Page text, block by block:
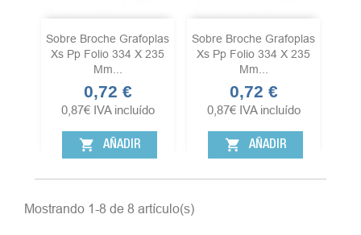
Sobre Broche Grafoplas
Xs Pp Folio 334 X 235
Mm...
Precio
0,72 €
0,87€ IVA incluído
shopping_cart AÑADIR
Sobre Broche Grafoplas
Xs Pp Folio 334 X 235
Mm...
Precio
0,72 €
0,87€ IVA incluído
shopping_cart AÑADIR
Mostrando 1-8 de 8 artículo(s)